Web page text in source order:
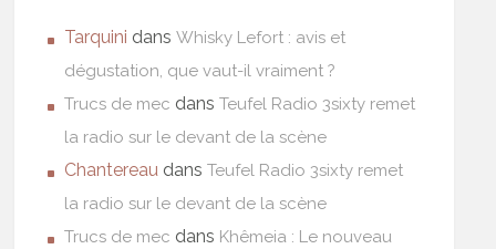
Tarquini dansWhisky Lefort : avis et
dégustation, que vaut-il vraiment ?
Trucs de mec dansTeufel Radio 3sixty remet
la radio sur le devant de la scène
Chantereau dansTeufel Radio 3sixty remet
la radio sur le devant de la scène
Trucs de mec dans Khêmeia : Le nouveau